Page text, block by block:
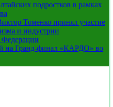
подростков в рамках
Томенко принял участие
и индустрии
Федерации
на Гранд-финал «КАРДО» во